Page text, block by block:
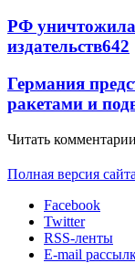
РФ уничтожила
издательств642
Германия
ракетами и
Читать комментарии
Полная версия сайта
Facebook
Twitter
RSS-ленты
E-mail